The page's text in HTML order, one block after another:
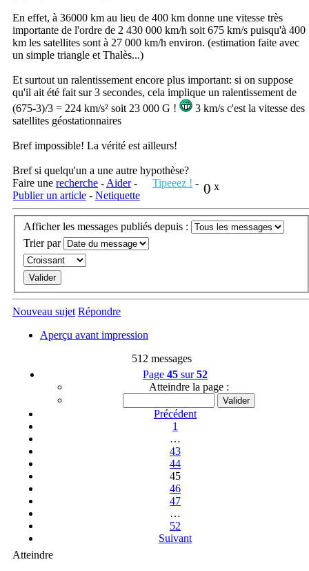
En effet, à 36000 km au lieu de 400 km donne une vitesse très
importante de l'ordre de 2 430 000 km/h soit 675 km/s puisqu'à 400
km les satellites sont à 27 000 km/h environ. (estimation faite avec
un simple triangle et Thalès...)
Et surtout un ralentissement encore plus important: si on suppose
qu'il ait été fait sur 3 secondes, cela implique un ralentissement de
(675-3)/3 = 224 km/s² soit 23 000 G !
3 km/s c'est la vitesse des
satellites géostationnaires
Bref impossible! La vérité est ailleurs!
Bref si quelqu'un a une autre hypothèse?
0 x
Faire une recherche - Aider- Tipeeez ! -
Publier un article - Netiquette
Afficher les messages publiés depuis :
Trier par
Nouveau sujet Répondre
Aperçu avant impression
512 messages
Page 45 sur52
Atteindre la page :
Précédent
1
…
43
44
45
46
47
…
52
Suivant
Atteindre